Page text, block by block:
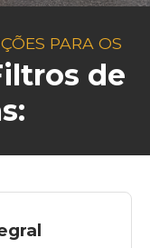
PARA OS
de